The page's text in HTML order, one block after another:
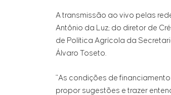
A transmissão ao vivo pelas
Antônio da Luz; do diretor de
de Política Agrícola da
Álvaro Toseto.
"As condições de
propor sugestões e trazer